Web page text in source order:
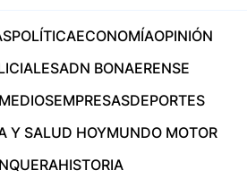
POLÍTICAECONOMÍAOPINIÓN
ADN BONAERENSE
EMPRESASDEPORTES
Y SALUD HOYMUNDO MOTOR
HISTORIA